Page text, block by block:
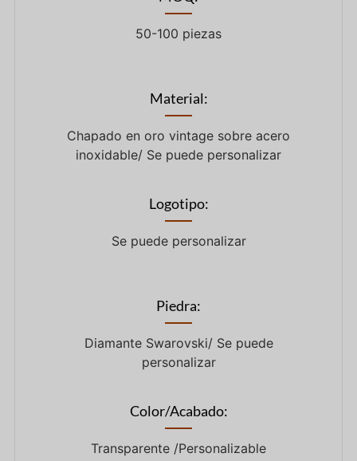
50-100 piezas
Material:
Chapado en oro vintage sobre acero
inoxidable/ Se puede personalizar
Logotipo:
Se puede personalizar
Piedra:
Diamante Swarovski/ Se puede
personalizar
Color/Acabado:
Transparente /Personalizable